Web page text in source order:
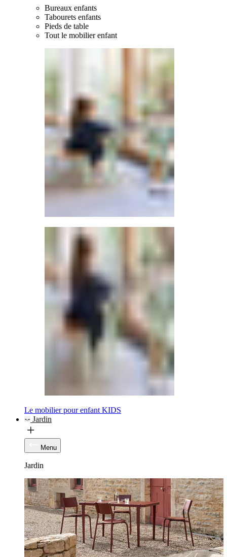
Bureaux enfants
Tabourets enfants
Pieds de table
Tout le mobilier enfant
Le mobilier pour enfant KIDS
Jardin
Menu
Jardin